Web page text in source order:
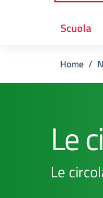
Scuola
Home
Le
Le